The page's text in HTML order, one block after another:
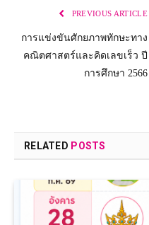
PREVIOUS ARTICLE
การแข่งขันศักยภาพทักษะทาง
คณิตศาสตร์และคิดเลขเร็ว ปี
การศึกษา 2566
RELATED POSTS